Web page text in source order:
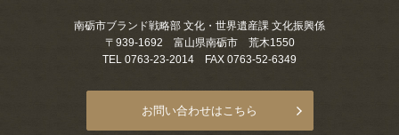
南砺市ブランド戦略部 文化・世界遺産課 文化振興係
〒939-1692 富山県南砺市 荒木1550
TEL 0763-23-2014 FAX 0763-52-6349
お問い合わせはこちら